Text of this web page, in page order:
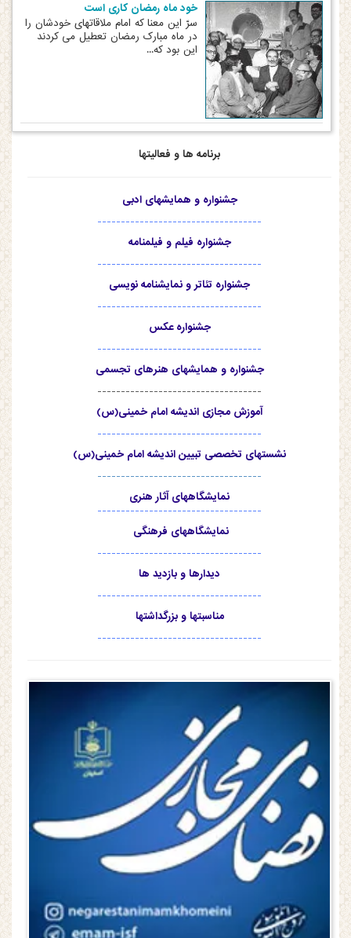
خود ماه رمضان کاری است
سرّ این معنا که امام ملاقاتهای خودشان را
در ماه مبارک رمضان تعطیل می کردند
این بود که...
برنامه ها و فعالیتها
جشنواره و همایشهای ادبی
-----------------------------------
جشنواره فیلم و فیلمنامه
-----------------------------------
جشنواره تئاتر و نمایشنامه نویسی
-----------------------------------
جشنواره عکس
-----------------------------------
جشنواره و همایشهای هنرهای تجسمی
-----------------------------------
آموزش مجازی اندیشه امام خمینی(س)
-----------------------------------
نشستهای تخصصی تبیین اندیشه امام خمینی(س)
-----------------------------------
نمایشگاههای آثار هنری
-----------------------------------
نمایشگاههای فرهنگی
-----------------------------------
دیدارها و بازدید ها
-----------------------------------
مناسبتها و بزرگداشتها
-----------------------------------